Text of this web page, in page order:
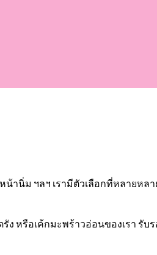
น้านิ่ม ฯลฯ เรามีตัวเลือกที่หลายห
หรือเค้กมะพร้าวอ่อนของเรา รับ